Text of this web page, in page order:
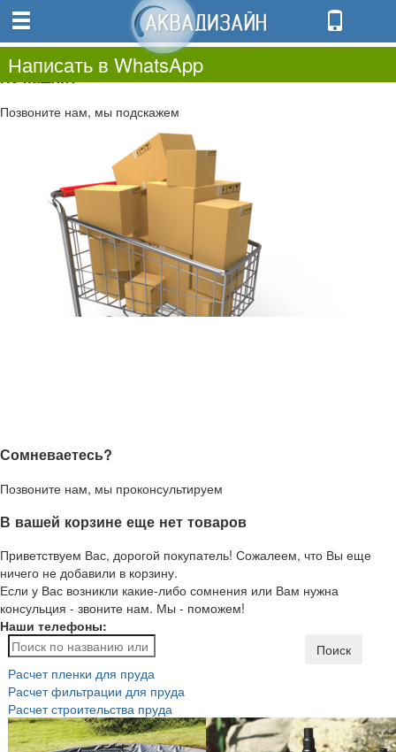
0.00
0
Не нашли?
Позвоните нам, мы подскажем
Сомневаетесь?
Позвоните нам, мы проконсультируем
В вашей корзине еще нет товаров
Приветствуем Вас, дорогой покупатель! Сожалеем, что Вы еще
ничего не добавили в корзину.
Если у Вас возникли какие-либо сомнения или Вам нужна
консульция - звоните нам. Мы - поможем!
Наши телефоны:
Написать в WhatsApp
Поиск
Расчет пленки для пруда
Расчет фильтрации для пруда
Расчет строительства пруда